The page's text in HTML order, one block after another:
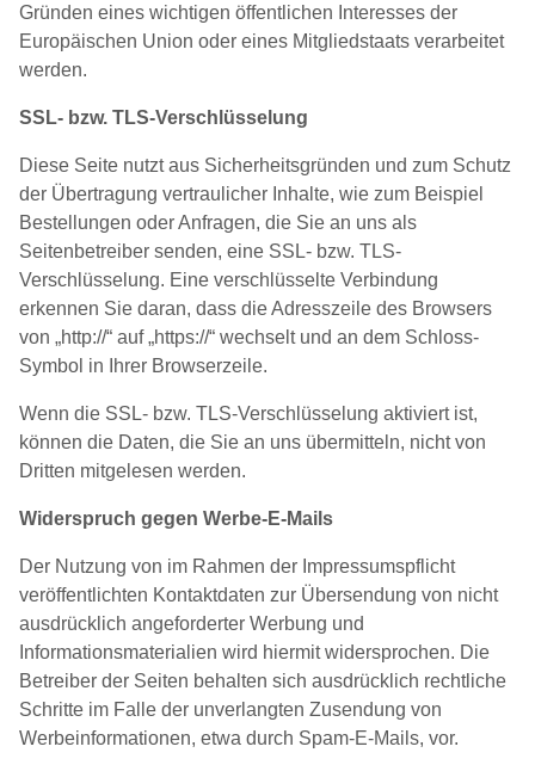
Gründen eines wichtigen öffentlichen Interesses der
Europäischen Union oder eines Mitgliedstaats verarbeitet
werden.
SSL- bzw. TLS-Verschlüsselung
Diese Seite nutzt aus Sicherheitsgründen und zum Schutz
der Übertragung vertraulicher Inhalte, wie zum Beispiel
Bestellungen oder Anfragen, die Sie an uns als
Seitenbetreiber senden, eine SSL- bzw. TLS-
Verschlüsselung. Eine verschlüsselte Verbindung
erkennen Sie daran, dass die Adresszeile des Browsers
von „http://“ auf „https://“ wechselt und an dem Schloss-
Symbol in Ihrer Browserzeile.
Wenn die SSL- bzw. TLS-Verschlüsselung aktiviert ist,
können die Daten, die Sie an uns übermitteln, nicht von
Dritten mitgelesen werden.
Widerspruch gegen Werbe-E-Mails
Der Nutzung von im Rahmen der Impressumspflicht
veröffentlichten Kontaktdaten zur Übersendung von nicht
ausdrücklich angeforderter Werbung und
Informationsmaterialien wird hiermit widersprochen. Die
Betreiber der Seiten behalten sich ausdrücklich rechtliche
Schritte im Falle der unverlangten Zusendung von
Werbeinformationen, etwa durch Spam-E-Mails, vor.